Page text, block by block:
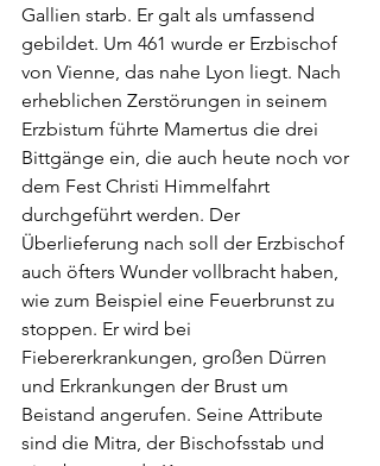
Gallien starb. Er galt als umfassend
gebildet. Um 461 wurde er Erzbischof
von Vienne, das nahe Lyon liegt. Nach
erheblichen Zerstörungen in seinem
Erzbistum führte Mamertus die drei
Bittgänge ein, die auch heute noch vor
dem Fest Christi Himmelfahrt
durchgeführt werden. Der
Überlieferung nach soll der Erzbischof
auch öfters Wunder vollbracht haben,
wie zum Beispiel eine Feuerbrunst zu
stoppen. Er wird bei
Fiebererkrankungen, großen Dürren
und Erkrankungen der Brust um
Beistand angerufen. Seine Attribute
sind die Mitra, der Bischofsstab und